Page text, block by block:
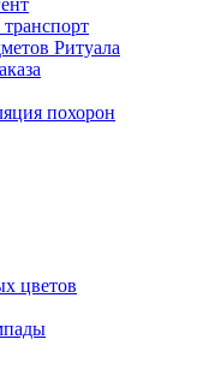
Ритуала
похорон
цветов